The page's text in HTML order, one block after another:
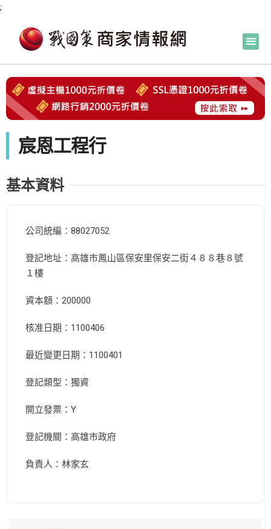
;
宸恩工程行
基本資料
公司統編：88027052
登記地址：高雄市鳳山區保安里保安二街４８８巷８號
１樓
資本額：200000
核准日期：1100406
最近變更日期：1100401
登記類型：獨資
開立發票：Y
登記機關：高雄市政府
負責人：林家玄